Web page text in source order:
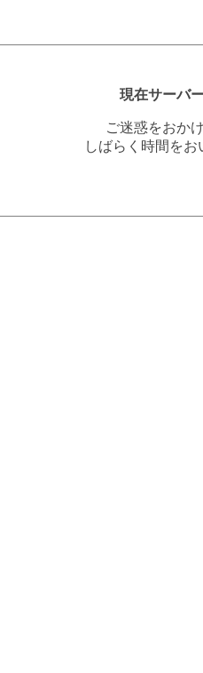
現在サーバ
ご迷惑をおか
しばらく時間を